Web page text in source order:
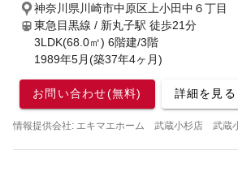
神奈川県川崎市中原区上小田中６丁目
東急目黒線 / 新丸子駅 徒歩21分
3LDK(68.0㎡) 6階建/3階
1989年5月(築37年4ヶ月)
お問い合わせ(無料) 詳細を見る
情報提供会社: エキマエホーム 武蔵小杉店 武蔵